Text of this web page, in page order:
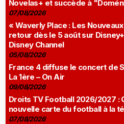
Novelas+ et succède à
07/08/2026
« Waverly Place : Les
retour dès le 5 août sur
Disney Channel
05/08/2026
France 4 diffuse le concert de
La 1ère – On Air
09/08/2026
Droits TV Football 2026/2027 :
nouvelle carte du football à la
07/08/2026